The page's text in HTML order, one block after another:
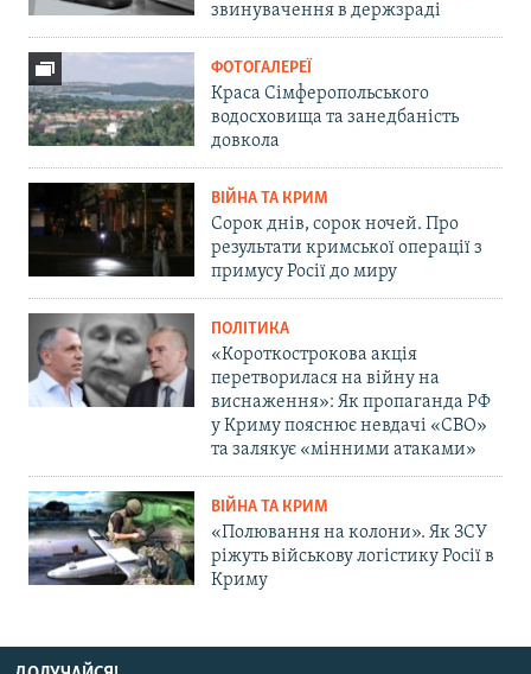
звинувачення в держзраді
ФОТОГАЛЕРЕЇ
Краса Сімферопольського
водосховища та занедбаність
довкола
ВІЙНА ТА КРИМ
Сорок днів, сорок ночей. Про
результати кримської операції з
примусу Росії до миру
ПОЛІТИКА
«Короткострокова акція
перетворилася на війну на
виснаження»: Як пропаганда РФ
у Криму пояснює невдачі «СВО»
та залякує «мінними атаками»
ВІЙНА ТА КРИМ
«Полювання на колони». Як ЗСУ
ріжуть військову логістику Росії в
Криму